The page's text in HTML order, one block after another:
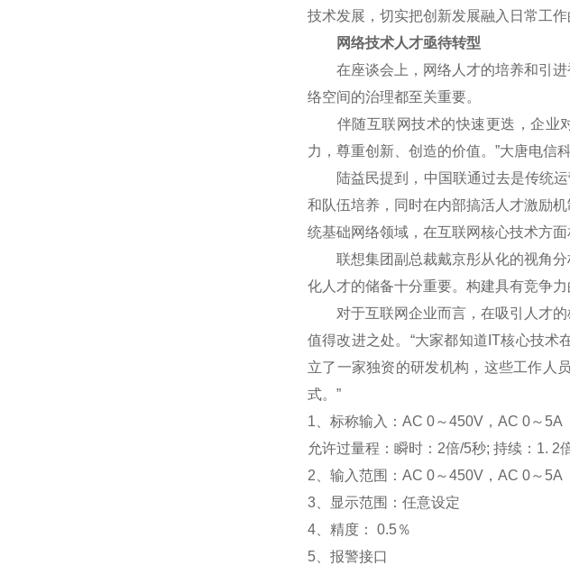
技术发展，切实把创新发展融入日常工作
网络技术人才亟待转型
在座谈会上，网络人才的培养和引进
络空间的治理都至关重要。
伴随互联网技术的快速更迭，企业对
力，尊重创新、创造的价值。”大唐电信
陆益民提到，中国联通过去是传统运
和队伍培养，同时在内部搞活人才激励
统基础网络领域，在互联网核心技术方
联想集团副总裁戴京彤从化的视角分
化人才的储备十分重要。构建具有竞争力
对于互联网企业而言，在吸引人才的
值得改进之处。“大家都知道IT核心技
立了一家独资的研发机构，这些工作人
式。”
1 、标称输入：AC 0～450V ，AC 0～5A
允许过量程：瞬时：2倍/5秒; 持续：1. 2
2 、输入范围：AC 0～450V ，AC 0～5A
3
显示范围： 任意设定
4 、精度： 0.5％
5
报警接口